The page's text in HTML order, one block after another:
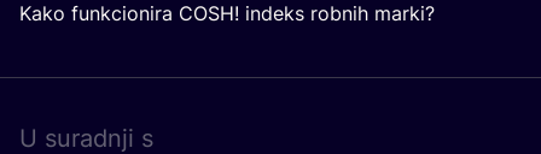
Kako funkcionira COSH! indeks robnih marki?
U surad­nji s